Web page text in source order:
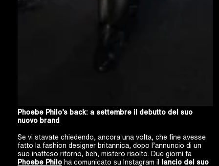
Phoebe Philo’s back: a settembre il debutto del suo
nuovo brand
Se vi stavate chiedendo, ancora una volta, che fine avesse
fatto la fashion designer britannica, dopo l’annuncio di un
suo inatteso ritorno, beh, mistero risolto. Due giorni fa
Phoebe Philo ha comunicato su Instagram il
lancio del suo